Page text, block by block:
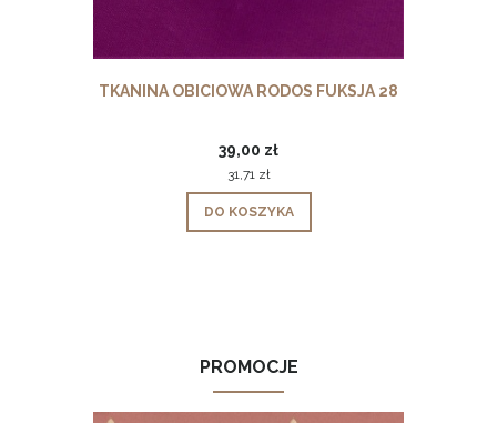
TKANINA OBICIOWA RODOS FUKSJA 28
39,00 zł
31,71 zł
DO KOSZYKA
PROMOCJE